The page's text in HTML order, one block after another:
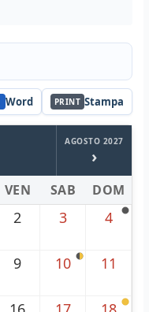
Word PRINT Stampa
AGOSTO 2027
›
VEN SAB DOM
2 3 4
9 10 11